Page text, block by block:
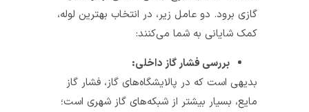
گازی برود. دو عامل زیر، در انتخاب بهترین لوله،
کمک شایانی به شما می‌کنند:
بررسی فشار گاز داخلی:
بدیهی است که در پالایشگاه‌های گاز، فشار گاز
مایع، بسیار بیشتر از شبکه‌های گاز شهری است؛